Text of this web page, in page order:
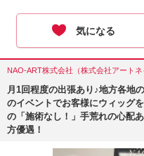
気になる
NAO-ART株式会社（株式会社アート
月1回程度の出張あり♪地方各地
のイベントでお客様にウィッグ
の「施術なし！」手荒れの心配
方優遇！